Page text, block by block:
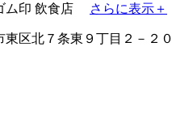
ム印 飲食店 さらに表示＋
東区北７条東９丁目２－２０